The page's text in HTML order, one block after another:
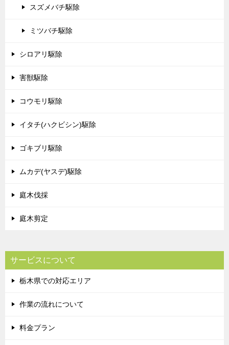
スズメバチ駆除
ミツバチ駆除
シロアリ駆除
害獣駆除
コウモリ駆除
イタチ(ハクビシン)駆除
ゴキブリ駆除
ムカデ(ヤスデ)駆除
庭木伐採
庭木剪定
サービスについて
栃木県での対応エリア
作業の流れについて
料金プラン